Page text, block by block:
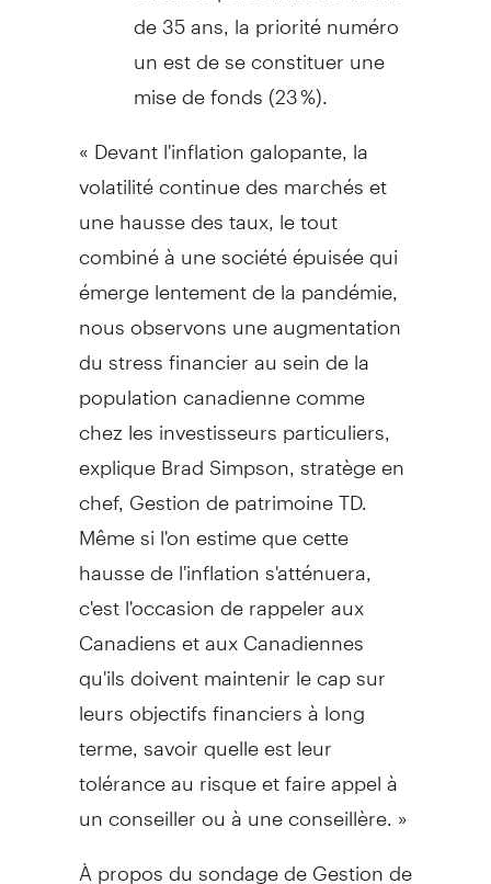
de 35 ans, la priorité numéro
un est de se constituer une
mise de fonds (23 %).
« Devant l'inflation galopante, la
volatilité continue des marchés et
une hausse des taux, le tout
combiné à une société épuisée qui
émerge lentement de la pandémie,
nous observons une augmentation
du stress financier au sein de la
population canadienne comme
chez les investisseurs particuliers,
expliqueBrad Simpson , stratège en
chef, Gestion depatrimoine TD.
Même si l'on estime que cette
hausse de l'inflation s'atténuera,
c'est l'occasion de rappeler aux
Canadiens et aux Canadiennes
qu'ils doivent maintenir le cap sur
leurs objectifs financiers à long
terme, savoir quelle est leur
tolérance au risque et faire appel à
un conseiller ou à une conseillère. »
À propos du sondage deGestion de